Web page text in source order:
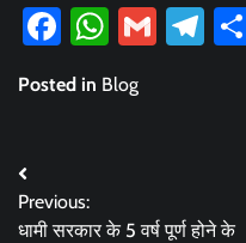
Facebook
Posted in Blog
Post
navigation
Previous:
धामी सरकार के 5 वर्ष पूर्ण होने के